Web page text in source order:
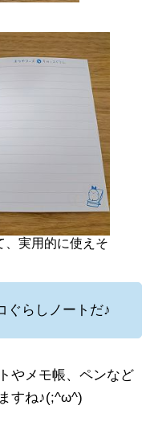
、実用的に使えそ
ぐらしノートだ♪
やメモ帳、ペンなど
すね♪(;^ω^)